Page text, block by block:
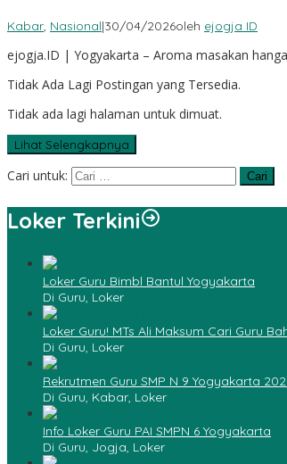
Kabar, Nasional|30/04/2026oleh ejogja ID
ejogja.ID | Yogyakarta – Aroma masakan
Tidak Ada Lagi Postingan yang Tersedia.
Tidak ada lagi halaman untuk dimuat.
Lihat Selengkapnya
Cari untuk:
Loker Terkini
Loker Guru Bimbl Bantul Yogyakarta
Di Guru, Loker
Loker Guru! MTs Ali Maksum Cari Guru
Di Guru, Loker
Rekrutmen Guru SMP N 9 Yogyakarta
Di Guru, Kabar, Loker
Info Loker Guru PAI SMPN 6 Yogyakarta
Di Guru, Jogja, Loker